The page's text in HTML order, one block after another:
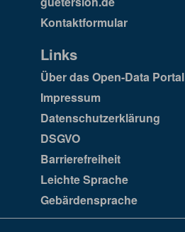
Kontaktformular
Links
Über das Open-Data Portal
Impressum
Datenschutzerklärung
DSGVO
Barrierefreiheit
Leichte Sprache
Gebärdensprache